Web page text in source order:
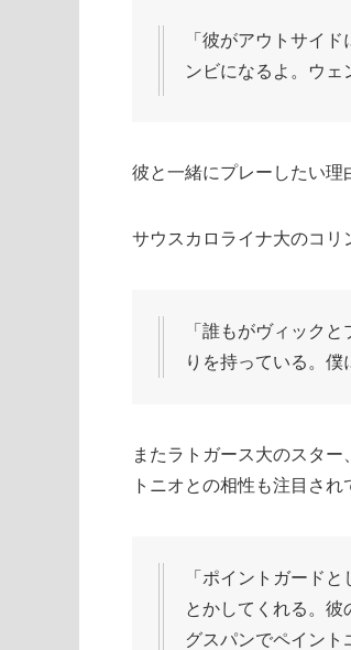
「彼がアウトサイ
ンビになるよ。ウェ
彼と一緒にプレーしたい理
サウスカロライナ大のコリ
「誰もがヴィック
りを持っている。僕
またラトガース大のスタ
トニオとの相性も注目さ
「ポイントガード
とかしてくれる。
グスパンでペイント